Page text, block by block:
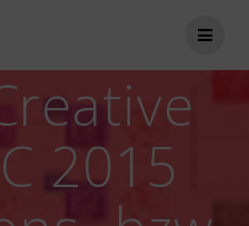
2015